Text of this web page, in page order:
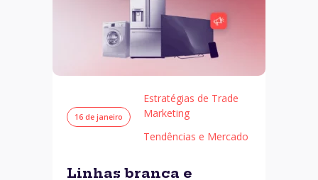
16 de janeiro
Estratégias de Trade
Marketing
Tendências e Mercado
Linhas branca e